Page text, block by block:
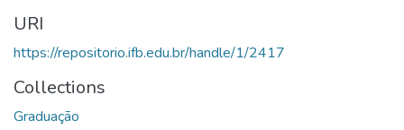
URI
https://repositorio.ifb.edu.br/handle/1/2417
Collections
Graduação